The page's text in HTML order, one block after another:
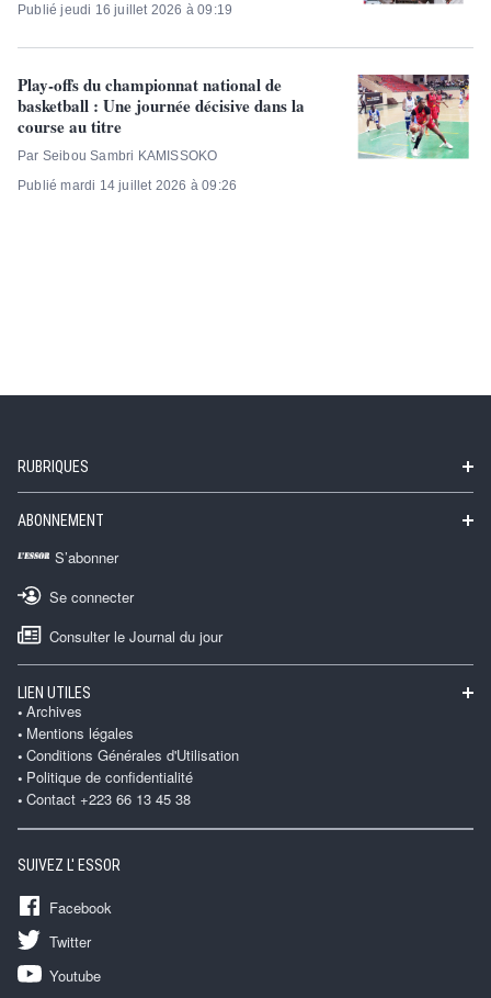
Publié jeudi 16 juillet 2026 à 09:19
Play-offs du championnat national de
basketball : Une journée décisive dans la
course au titre
Par Seibou Sambri KAMISSOKO
Publié mardi 14 juillet 2026 à 09:26
RUBRIQUES
ABONNEMENT
S’abonner
Se connecter
Consulter le Journal du jour
LIEN UTILES
Archives
Mentions légales
Conditions Générales d'Utilisation
Politique de confidentialité
Contact +223 66 13 45 38
SUIVEZ L' ESSOR
Facebook
Twitter
Youtube